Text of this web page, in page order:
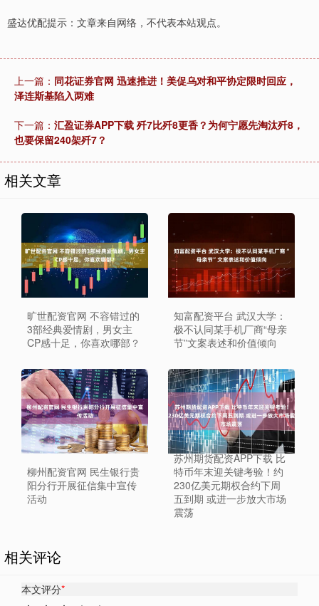
盛达优配提示：文章来自网络，不代表本站观点。
上一篇： 同花证券官网 迅速推进！美促乌对和平协定限时回应，
泽连斯基陷入两难
下一篇： 汇盈证券APP下载 歼7比歼8更香？为何宁愿先淘汰歼8，
也要保留240架歼7？
相关文章
旷世配资官网 不容错过的
3部经典爱情剧，男女主
CP感十足，你喜欢哪部？
知富配资平台 武汉大学：
极不认同某手机厂商“母亲
节”文案表述和价值倾向
柳州配资官网 民生银行贵
阳分行开展征信集中宣传
活动
苏州期货配资APP下载 比
特币年末迎关键考验！约
230亿美元期权合约下周
五到期 或进一步放大市场
震荡
相关评论
本文评分*